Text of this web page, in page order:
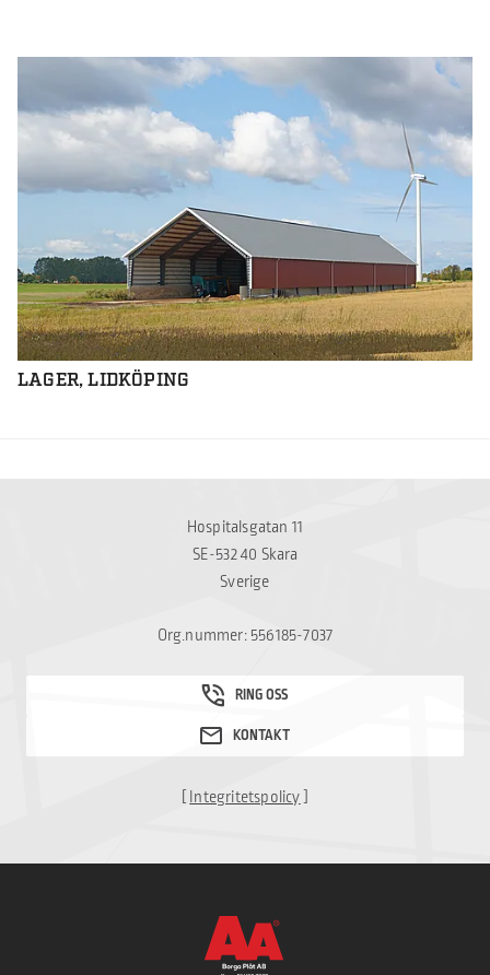
LAGER, LIDKÖPING
Hospitalsgatan 11
SE-532 40 Skara
Sverige
Org.nummer: 556185-7037
[Integritetspolicy]